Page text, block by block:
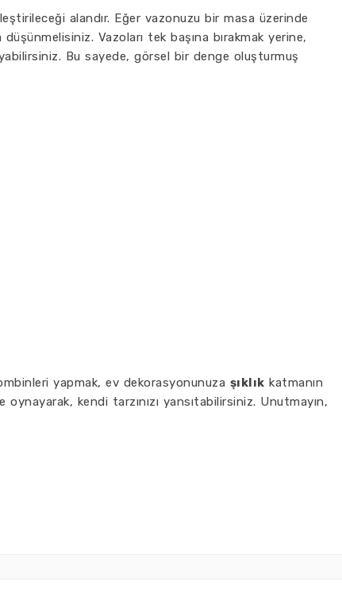
alandır. Eğer vazonuzu bir masa üzerinde
Vazoları tek başına bırakmak yerine,
Bu sayede, görsel bir denge oluşturmuş
yapmak, ev dekorasyonunuza şıklık katmanın
kendi tarzınızı yansıtabilirsiniz. Unutmayın,